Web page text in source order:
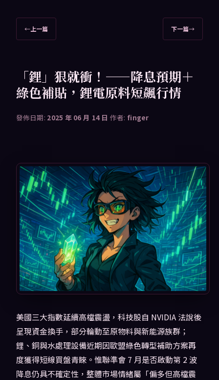
章
←上一篇 下一篇→
「鋰」狠就衝！——降息預期＋
綠色補貼，鋰電原料短飆行情
發佈日期: 2025 年 06 月 14 日 作者: finger
美國三大指數延續高檔震盪，科技股自 NVIDIA 法說後
呈現資金換手，部分輪動至原物料與新能源族群；
鋰、銅與水處理設備近期因歐盟綠色轉型補助方案再
度獲得短線買盤青睞。惟聯準會 7 月是否啟動第 2 波
降息仍具不確定性，整體市場情緒屬「偏多但高檔震